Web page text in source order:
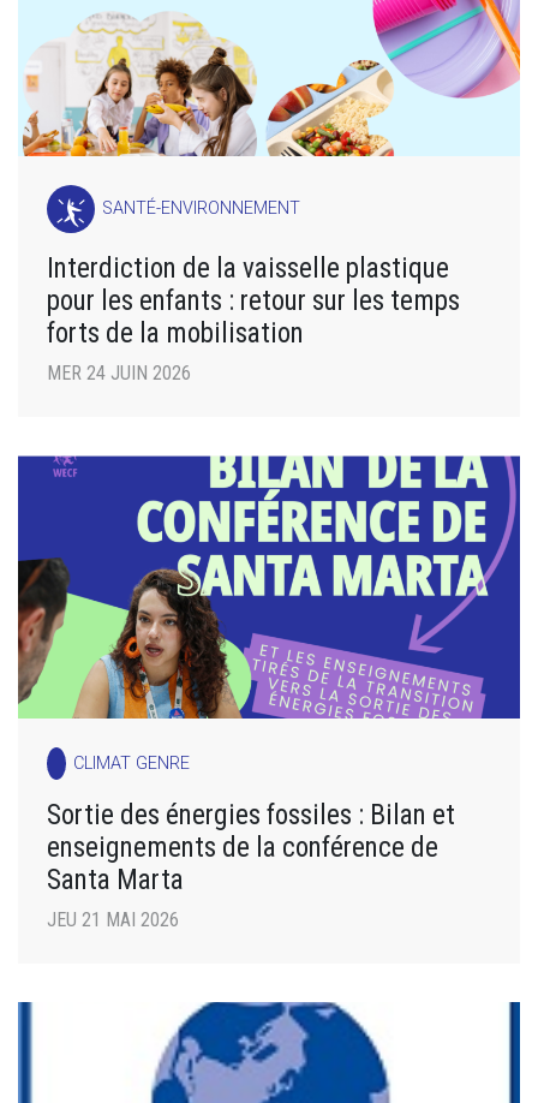
SANTÉ-ENVIRONNEMENT
Interdiction de la vaisselle plastique
pour les enfants : retour sur les temps
forts de la mobilisation
MER 24 JUIN 2026
CLIMAT GENRE
Sortie des énergies fossiles : Bilan et
enseignements de la conférence de
Santa Marta
JEU 21 MAI 2026